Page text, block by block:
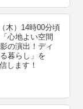
木）14時00分頃
心地よい空間
の演出！ディ
暮らし」を
します！